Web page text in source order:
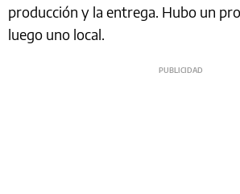
producción y la entrega. Hubo un
luego uno local.